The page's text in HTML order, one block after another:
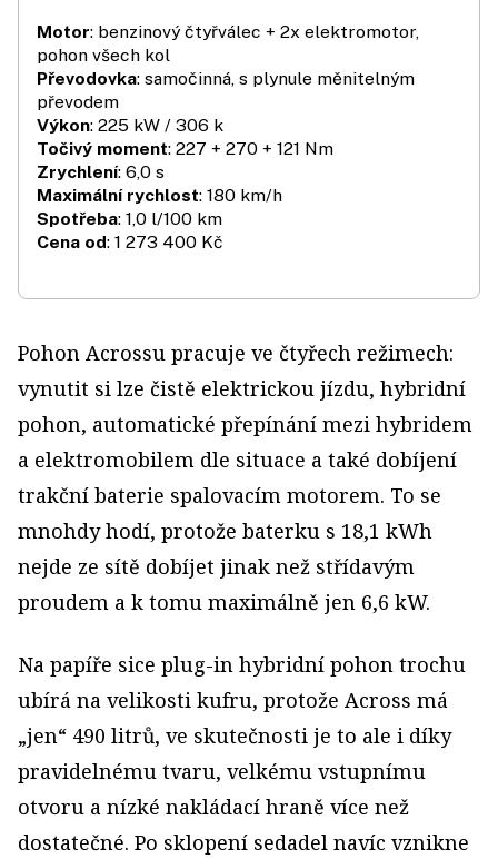
Motor: benzinový čtyřválec + 2x elektromotor,
pohon všech kol
Převodovka: samočinná, s plynule měnitelným
převodem
Výkon: 225 kW / 306 k
Točivý moment: 227 + 270 + 121 Nm
Zrychlení: 6,0 s
Maximální rychlost: 180 km/h
Spotřeba: 1,0 l/100 km
Cena od: 1 273 400 Kč
Pohon Acrossu pracuje ve čtyřech režimech:
vynutit si lze čistě elektrickou jízdu, hybridní
pohon, automatické přepínání mezi hybridem
a elektromobilem dle situace a také dobíjení
trakční baterie spalovacím motorem. To se
mnohdy hodí, protože baterku s 18,1 kWh
nejde ze sítě dobíjet jinak než střídavým
proudem a k tomu maximálně jen 6,6 kW.
Na papíře sice plug-in hybridní pohon trochu
ubírá na velikosti kufru, protože Across má
„jen“ 490 litrů, ve skutečnosti je to ale i díky
pravidelnému tvaru, velkému vstupnímu
otvoru a nízké nakládací hraně více než
dostatečné. Po sklopení sedadel navíc vznikne